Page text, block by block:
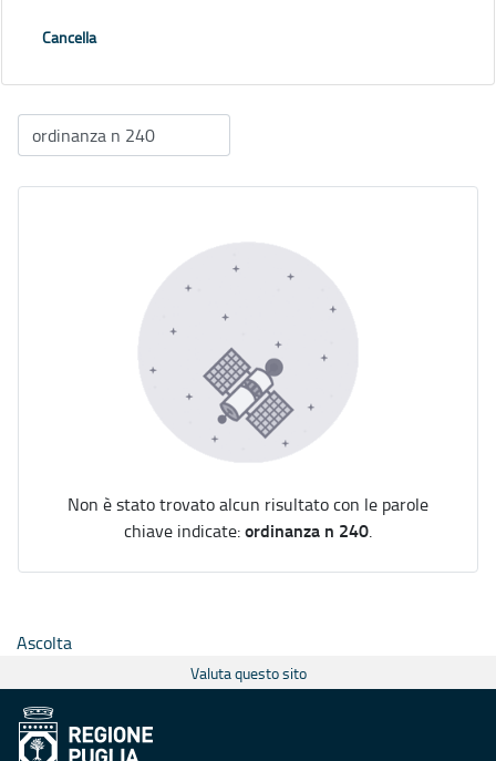
Cancella
Non è stato trovato alcun risultato con le parole
chiave indicate:ordinanza n 240.
Ascolta
Valuta questo sito